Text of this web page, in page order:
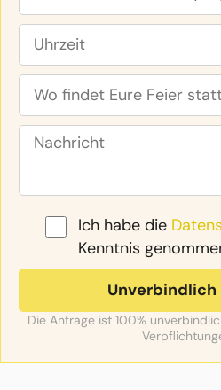
Ich habe die
Kenntnis
Die Anfrage ist 100%